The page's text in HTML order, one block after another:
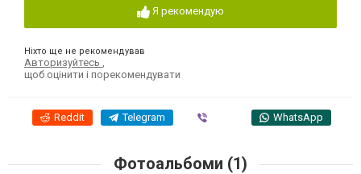
Я рекомендую
Ніхто ще не рекомендував
Авторизуйтесь
щоб оцінити і порекомендувати
Reddit Telegram WhatsApp
Фотоальбоми (1)